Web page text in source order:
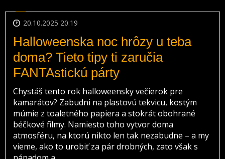
20.10.2025 20:19
Halloweenska noc hrôzy u teba
doma? Tieto tipy ti zaručia
FANTAstickú párty
Chystáš tento rok halloweensky večierok pre
kamarátov? Zabudni na plastovú tekvicu, kostým
múmie z toaletného papiera a stokrát obohrané
béčkové filmy. Namiesto toho vytvor doma
atmosféru, na ktorú nikto len tak nezabudne – a my
vieme, ako to urobiť za pár drobných, zato však s